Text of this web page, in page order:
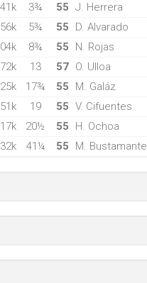
3¾ 55 J. Herrera
5¾ 55 D. Alvarado
8¾ 55 N. Rojas
13 57 O. Ulloa
17¾ 55 M. Galáz
19 55 V. Cifuentes
20½ 55 H. Ochoa
41¼ 55 M. Bustamante